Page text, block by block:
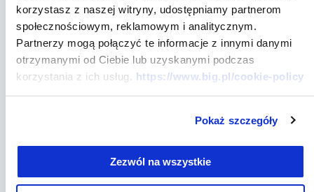
korzystasz z naszej witryny, udostępniamy partnerom
społecznościowym, reklamowym i analitycznym.
Partnerzy mogą połączyć te informacje z innymi danymi
otrzymanymi od Ciebie lub uzyskanymi podczas
korzystania z ich usług. https://www.big.pl/cookie-policy
Pokaż szczegóły
Zezwól na wszystkie